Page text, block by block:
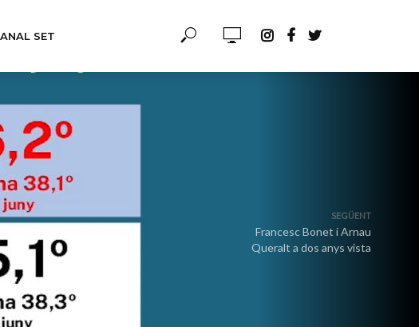
SET
SEGÜENT
Francesc Bonet i Arnau
Queralt a dos anys vista